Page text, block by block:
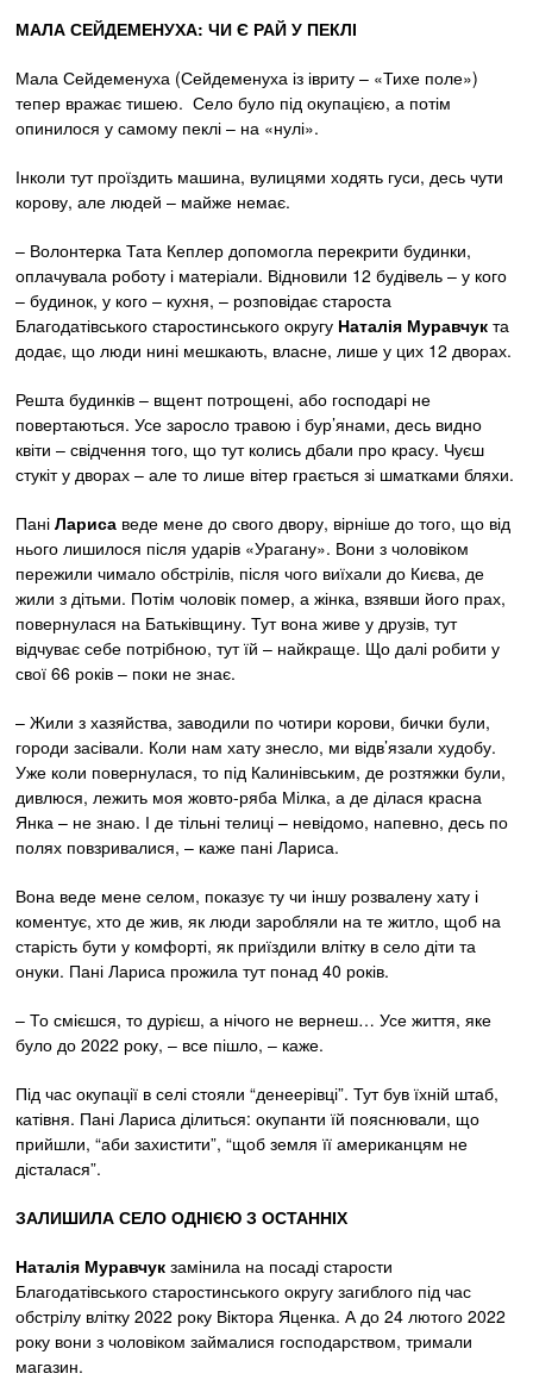
МАЛА СЕЙДЕМЕНУХА: ЧИ Є РАЙ У ПЕКЛІ
Мала Сейдеменуха (Сейдеменуха із івриту – «Тихе поле»)
тепер вражає тишею. Село було під окупацією, а потім
опинилося у самому пеклі – на «нулі».
Інколи тут проїздить машина, вулицями ходять гуси, десь чути
корову, але людей – майже немає.
– Волонтерка Тата Кеплер допомогла перекрити будинки,
оплачувала роботу і матеріали. Відновили 12 будівель – у кого
– будинок, у кого – кухня, – розповідає староста
Благодатівського старостинського округу Наталія Муравчук та
додає, що люди нині мешкають, власне, лише у цих 12 дворах.
Решта будинків – вщент потрощені, або господарі не
повертаються. Усе заросло травою і бур’янами, десь видно
квіти – свідчення того, що тут колись дбали про красу. Чуєш
стукіт у дворах – але то лише вітер грається зі шматками бляхи.
ПаніЛариса веде мене до свого двору, вірніше до того, що від
нього лишилося після ударів «Урагану». Вони з чоловіком
пережили чимало обстрілів, після чого виїхали до Києва, де
жили з дітьми. Потім чоловік помер, а жінка, взявши його прах,
повернулася на Батьківщину. Тут вона живе у друзів, тут
відчуває себе потрібною, тут їй – найкраще. Що далі робити у
свої 66 років – поки не знає.
– Жили з хазяйства, заводили по чотири корови, бички були,
городи засівали. Коли нам хату знесло, ми відв’язали худобу.
Уже коли повернулася, то під Калинівським, де розтяжки були,
дивлюся, лежить моя жовто-ряба Мілка, а де ділася красна
Янка – не знаю. І де тільні телиці – невідомо, напевно, десь по
полях повзривалися, – каже пані Лариса.
Вона веде мене селом, показує ту чи іншу розвалену хату і
коментує, хто де жив, як люди заробляли на те житло, щоб на
старість бути у комфорті, як приїздили влітку в село діти та
онуки. Пані Лариса прожила тут понад 40 років.
– То смієшся, то дурієш, а нічого не вернеш… Усе життя, яке
було до 2022 року, – все пішло, – каже.
Під час окупації в селі стояли “денеерівці”. Тут був їхній штаб,
катівня. Пані Лариса ділиться: окупанти їй пояснювали, що
прийшли, “аби захистити”, “щоб земля її американцям не
дісталася”.
ЗАЛИШИЛА СЕЛО ОДНІЄЮ З ОСТАННІХ
Наталія Муравчук замінила на посаді старости
Благодатівського старостинського округу загиблого під час
обстрілу влітку 2022 року Віктора Яценка. А до 24 лютого 2022
року вони з чоловіком займалися господарством, тримали
магазин.